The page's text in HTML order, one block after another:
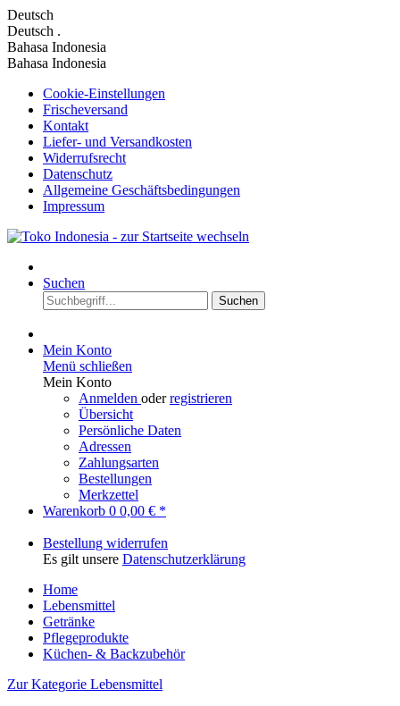
Deutsch
Deutsch .
Bahasa Indonesia
Bahasa Indonesia
Cookie-Einstellungen
Frischeversand
Kontakt
Liefer- und Versandkosten
Widerrufsrecht
Datenschutz
Allgemeine Geschäftsbedingungen
Impressum
Suchen
Suchen
Mein Konto
Menü schließen
Mein Konto
Anmelden oderregistrieren
Übersicht
Persönliche Daten
Adressen
Zahlungsarten
Bestellungen
Merkzettel
Warenkorb 0 0,00 € *
Bestellung widerrufen
Es gilt unsere Datenschutzerklärung
Home
Lebensmittel
Getränke
Pflegeprodukte
Küchen- & Backzubehör
Zur Kategorie Lebensmittel